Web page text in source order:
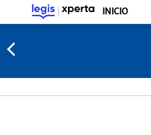
INICIO